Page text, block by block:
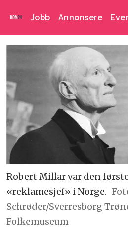
Jobb Annonsere
Robert Millar var den
«reklamesjef» i Norge.
Schrøder/Sverresborg
Folkemuseum